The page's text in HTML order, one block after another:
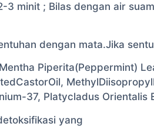
3 minit ; Bilas dengan air
dengan mata.Jika
Piperita(Peppermint)
37, Platycladus Orientalis
yang